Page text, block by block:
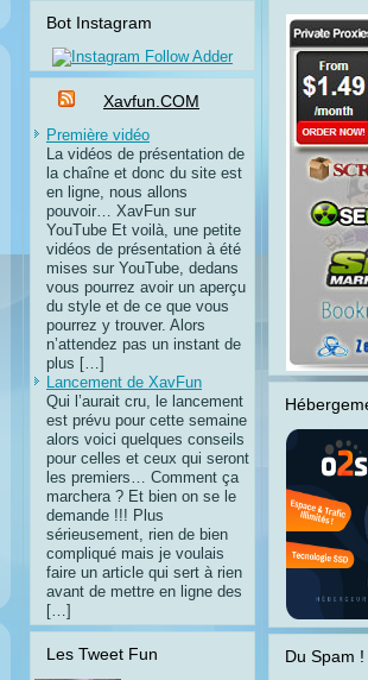
Bot Instagram
Xavfun.COM
Première vidéo
La vidéos de présentation de
la chaîne et donc du site est
en ligne, nous allons
pouvoir… XavFun sur
YouTube Et voilà, une petite
vidéos de présentation à été
mises sur YouTube, dedans
vous pourrez avoir un aperçu
du style et de ce que vous
pourrez y trouver. Alors
n’attendez pas un instant de
plus […]
Lancement de XavFun
Qui l’aurait cru, le lancement
est prévu pour cette semaine
alors voici quelques conseils
pour celles et ceux qui seront
les premiers… Comment ça
marchera ? Et bien on se le
demande !!! Plus
sérieusement, rien de bien
compliqué mais je voulais
faire un article qui sert à rien
avant de mettre en ligne des
[…]
Les Tweet Fun Du Spam !